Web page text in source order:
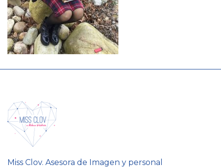
Miss Clov. Asesora de Imagen y personal